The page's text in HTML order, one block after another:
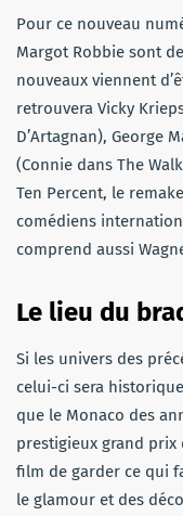
Pour ce nouveau
Margot Robbie sont
nouveaux viennent
retrouvera Vicky
D’Artagnan), George
(Connie dans The
Ten Percent, le
comédiens
comprend aussi
Le lieu du
Si les univers des
celui-ci sera
que le Monaco des
prestigieux grand prix
film de garder ce qui
le glamour et des